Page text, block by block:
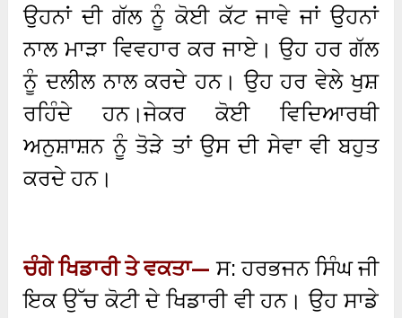
ਉਹਨਾਂ ਦੀ ਗੱਲ ਨੂੰ ਕੋਈ ਕੱਟ ਜਾਵੇ ਜਾਂ ਉਹਨਾਂ
ਨਾਲ ਮਾੜਾ ਵਿਵਹਾਰ ਕਰ ਜਾਏ। ਉਹ ਹਰ ਗੱਲ
ਨੂੰ ਦਲੀਲ ਨਾਲ ਕਰਦੇ ਹਨ। ਉਹ ਹਰ ਵੇਲੇ ਖੁਸ਼
ਰਹਿੰਦੇ ਹਨ।ਜੇਕਰ ਕੋਈ ਵਿਦਿਆਰਥੀ
ਅਨੁਸ਼ਾਸ਼ਨ ਨੂੰ ਤੋੜੇ ਤਾਂ ਉਸ ਦੀ ਸੇਵਾ ਵੀ ਬਹੁਤ
ਕਰਦੇ ਹਨ।
ਚੰਗੇ ਖਿਡਾਰੀ ਤੇ ਵਕਤਾ— ਸ: ਹਰਭਜਨ ਸਿੰਘ ਜੀ
ਇਕ ਉੱਚ ਕੋਟੀ ਦੇ ਖਿਡਾਰੀ ਵੀ ਹਨ। ਉਹ ਸਾਡੇ